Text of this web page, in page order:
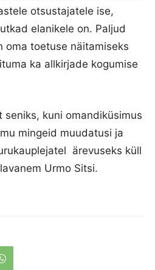
otsustajatele ise,
elanikele on. Paljud
oma toetuse näitamiseks
ka allkirjade kogumise
seniks, kuni omandiküsimus
mingeid muudatusi ja
ärevuseks küll
Urmo Sitsi.